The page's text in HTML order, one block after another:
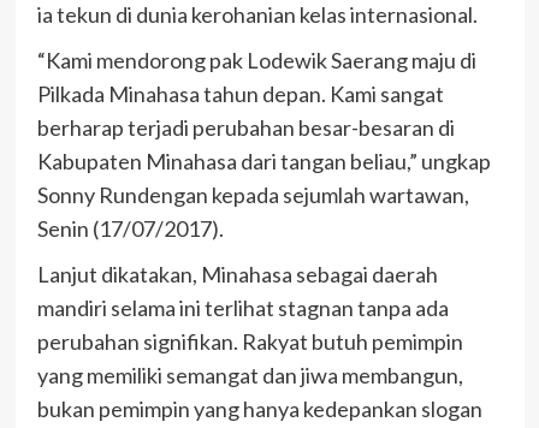
ia tekun di dunia kerohanian kelas internasional.
“Kami mendorong pak Lodewik Saerang maju di
Pilkada Minahasa tahun depan. Kami sangat
berharap terjadi perubahan besar-besaran di
Kabupaten Minahasa dari tangan beliau,” ungkap
Sonny Rundengan kepada sejumlah wartawan,
Senin (17/07/2017).
Lanjut dikatakan, Minahasa sebagai daerah
mandiri selama ini terlihat stagnan tanpa ada
perubahan signifikan. Rakyat butuh pemimpin
yang memiliki semangat dan jiwa membangun,
bukan pemimpin yang hanya kedepankan slogan